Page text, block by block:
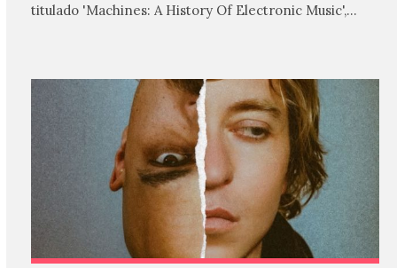
titulado 'Machines: A History Of Electronic Music',